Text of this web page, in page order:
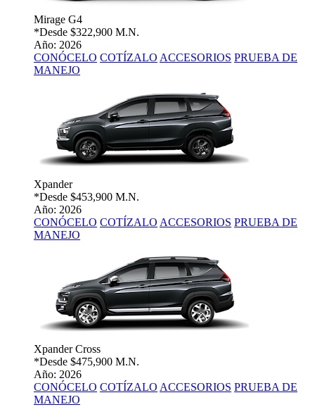
Mirage G4
*Desde $322,900 M.N.
Año: 2026
CONÓCELO COTÍZALO ACCESORIOS PRUEBA DE
MANEJO
Xpander
*Desde $453,900 M.N.
Año: 2026
CONÓCELO COTÍZALO ACCESORIOS PRUEBA DE
MANEJO
Xpander Cross
*Desde $475,900 M.N.
Año: 2026
CONÓCELO COTÍZALO ACCESORIOS PRUEBA DE
MANEJO